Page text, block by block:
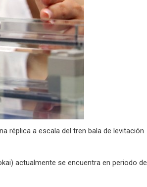
réplica a escala del tren bala de levitación
actualmente se encuentra en periodo de